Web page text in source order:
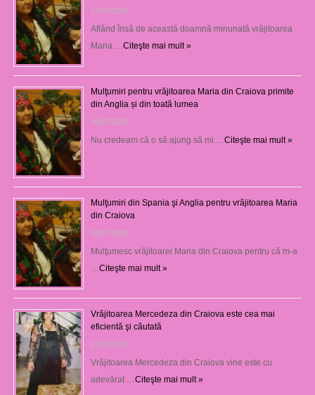
31/07/2026
Aflând însă de această doamnă minunată vrăjitoarea
Maria … Citeşte mai mult »
Mulţumiri pentru vrăjitoarea Maria din Craiova primite
din Anglia și din toată lumea
29/07/2026
Nu credeam că o să ajung să mi … Citeşte mai mult »
Mulţumiri din Spania şi Anglia pentru vrăjitoarea Maria
din Craiova
28/07/2026
Mulţumesc vrăjitoarei Maria din Craiova pentru că m-a
Citeşte mai mult »
Vrăjitoarea Mercedeza din Craiova este cea mai
eficientă şi căutată
27/07/2026
Vrăjitoarea Mercedeza din Craiova vine este cu
adevărat … Citeşte mai mult »